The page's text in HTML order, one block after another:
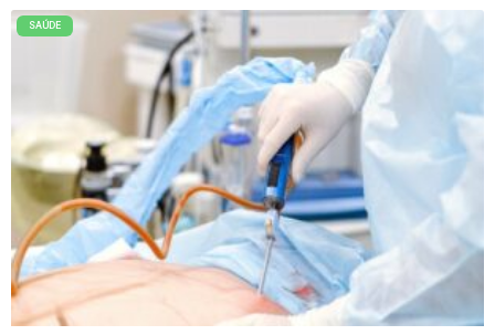
SAÚDE